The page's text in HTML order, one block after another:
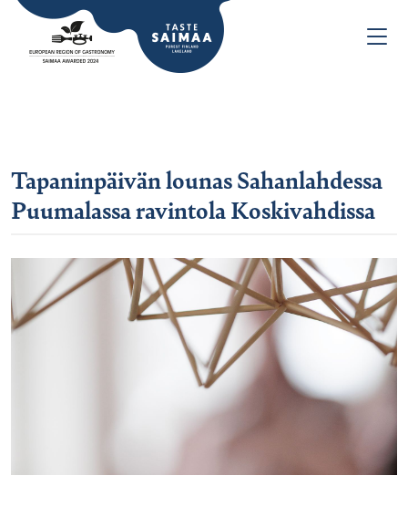
Tapaninpäivän lounas Sahanlahdessa
Puumalassa ravintola Koskivahdissa